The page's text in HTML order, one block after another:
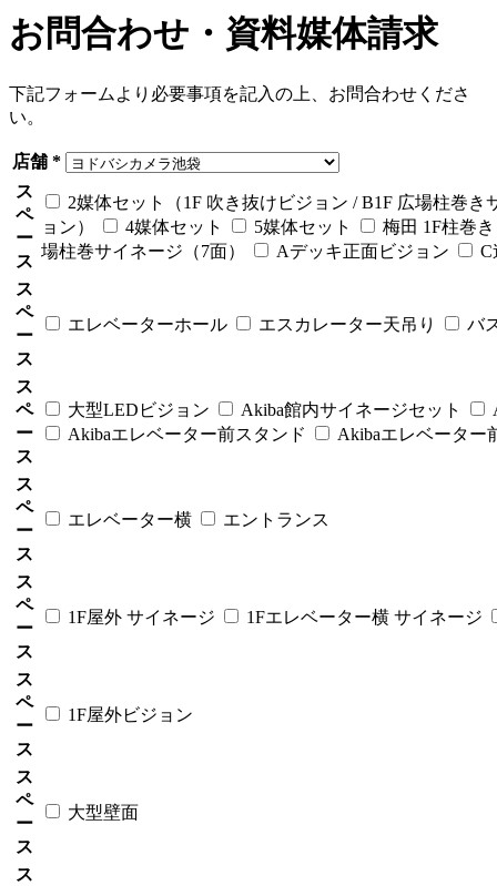
お問合わせ・資料媒体請求
下記フォームより必要事項を記入の上、お問合わせくださ
い。
店舗 *
ス
ペ
ー
ス
2媒体セット（1F 吹き抜けビジョン / B1F 広場柱巻き
ョン）
4媒体セット 5媒体セット
梅田 1F柱巻き
場柱巻サイネージ（7面）
Aデッキ正面ビジョン
C
ス
ペ
ー
ス
エレベーターホール エスカレーター天吊り バ
ス
ペ
ー
ス
大型LEDビジョン Akiba館内サイネージセット
Akibaエレベーター前スタンド
Akibaエレベーター
ス
ペ
ー
ス
エレベーター横 エントランス
ス
ペ
ー
ス
1F屋外 サイネージ 1Fエレベーター横 サイネージ
ス
ペ
ー
ス
1F屋外ビジョン
ス
ペ
ー
ス
大型壁面
ス